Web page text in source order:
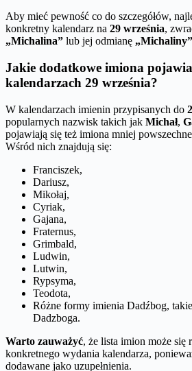
Aby mieć pewność co do szczegółów,
konkretny kalendarz na 29 września,
„Michalina” lub jej odmianę „Michaliny”
Jakie dodatkowe imiona
kalendarzach 29 września?
W kalendarzach imienin przypisanych do
popularnych nazwisk takich jak Michał,
pojawiają się też imiona mniej
Wśród nich znajdują się:
Franciszek,
Dariusz,
Mikołaj,
Cyriak,
Gajana,
Fraternus,
Grimbald,
Ludwin,
Lutwin,
Rypsyma,
Teodota,
Różne formy imienia Dadźbog,
Dadzboga.
Warto zauważyć, że lista imion może się
konkretnego wydania kalendarza,
dodawane jako uzupełnienia.